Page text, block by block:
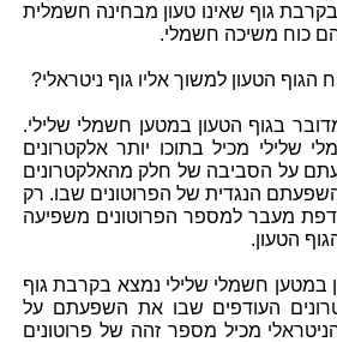
גוף שאינו טעון מבחינה חשמלית
כוח משיכה חשמלי.
הגוף הטעון למשוך אליו גוף ניטראלי?
בגוף הטעון במטען חשמלי שלילי.
שלילי מכיל בתוכו יותר אלקטרונים
על הסביבה של חלק מהאלקטרונים
הנגדית של הפרוטונים שבו. רק
מעבר למספר הפרוטונים משפיעה
הטעון.
במטען חשמלי שלילי נמצא בקרבת גוף
העודפים שבו את השפעתם על
מכיל מספר זהה של פרוטונים